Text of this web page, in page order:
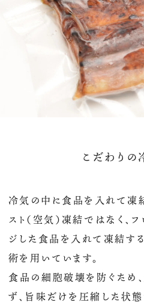
こだわりの
冷気の中に食品を入れて凍
スト（空気）凍結ではなく、
ジした食品を入れて凍結す
術を用いています。
食品の細胞破壊を防ぐため
ず、旨味だけを圧縮した状